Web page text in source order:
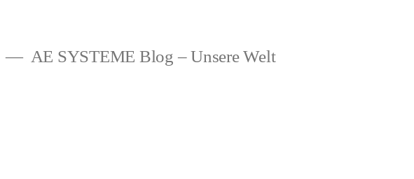
AE SYSTEME Blog – Unsere Welt